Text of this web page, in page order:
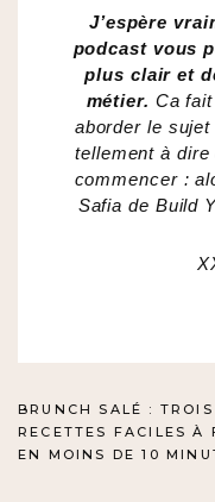
J’espère
podcast vous
plus clair et
métier. Ca
aborder le
tellement à
commencer :
Safia de Build
DE
BRUNCH SALÉ : TROIS
RECETTES FACILES À
EN MOINS DE 10